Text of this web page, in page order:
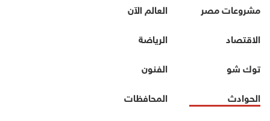
مشروعات مصر
العالم الآن
الاقتصاد
الرياضة
توك شو
الفنون
الحوادث
المحافظات